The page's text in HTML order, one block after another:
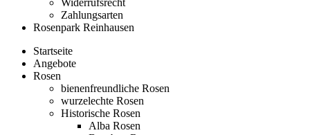
Widerrufsrecht
Zahlungsarten
Rosenpark Reinhausen
Startseite
Angebote
Rosen
bienenfreundliche Rosen
wurzelechte Rosen
Historische Rosen
Alba Rosen